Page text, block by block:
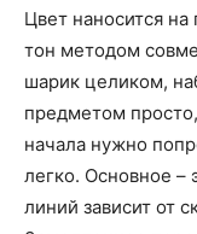
Цвет наносится
тон методом
шарик целиком,
предметом
начала нужно
легко. Основное –
линий зависит от